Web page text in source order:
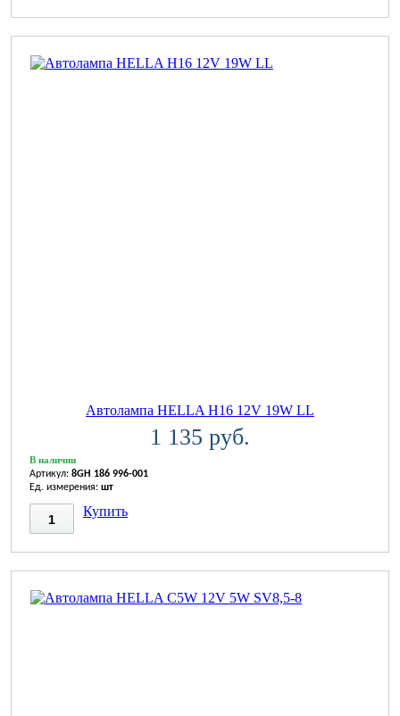
Автолампа HELLA H16 12V 19W LL
1 135 руб.
В наличии
Артикул: 8GH 186 996-001
Ед. измерения: шт
Купить